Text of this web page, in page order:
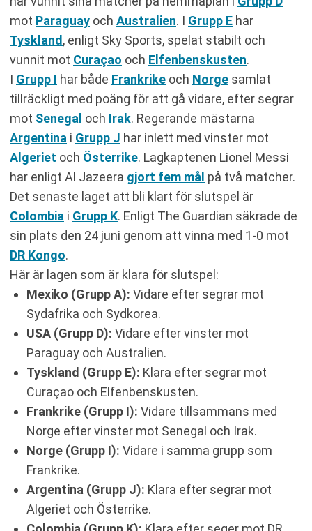
mot Paraguay och Australien. I Grupp E har
Tyskland , enligt Sky Sports, spelat stabilt och
vunnit mot Curaçao och Elfenbenskusten.
I Grupp I har både Frankrike och Norge samlat
tillräckligt med poäng för att gå vidare, efter segrar
mot Senegal och Irak. Regerande mästarna
Argentina i Grupp J har inlett med vinster mot
Algeriet och Österrike. Lagkaptenen Lionel Messi
har enligt Al Jazeera gjort fem mål på två matcher.
Det senaste laget att bli klart för slutspel är
Colombia i Grupp K. Enligt The Guardian säkrade de
sin plats den 24 juni genom att vinna med 1-0 mot
DR Kongo.
Här är lagen som är klara för slutspel:
Mexiko (Grupp A): Vidare efter segrar mot
Sydafrika och Sydkorea.
USA (Grupp D): Vidare efter vinster mot
Paraguay och Australien.
Tyskland (Grupp E): Klara efter segrar mot
Curaçao och Elfenbenskusten.
Frankrike (Grupp I): Vidare tillsammans med
Norge efter vinster mot Senegal och Irak.
Norge (Grupp I): Vidare i samma grupp som
Frankrike.
Argentina (Grupp J): Klara efter segrar mot
Algeriet och Österrike.